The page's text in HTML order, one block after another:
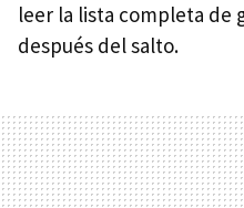
leer la lista completa de
después del salto.